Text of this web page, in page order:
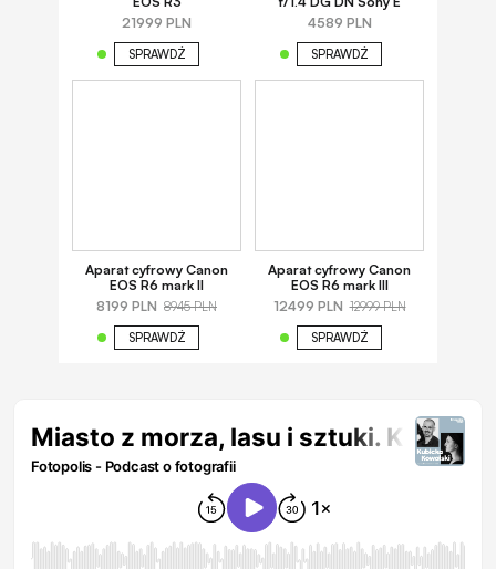
21999 PLN
SPRAWDŹ
4589 PLN
SPRAWDŹ
Aparat cyfrowy Canon
EOS R6 mark II
8199 PLN 8945 PLN
SPRAWDŹ
Aparat cyfrowy Canon
EOS R6 mark III
12499 PLN 12999 PLN
SPRAWDŹ